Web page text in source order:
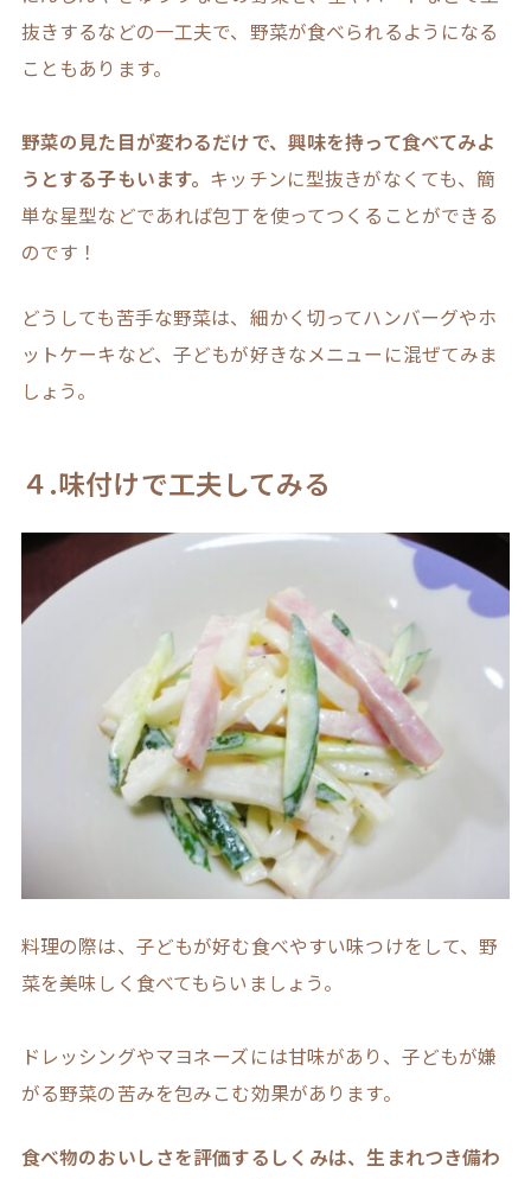
抜きするなどの一工夫で、野菜が食べられるようになる
こともあります。
野菜の見た目が変わるだけで、興味を持って食べてみよ
うとする子もいます。 キッチンに型抜きがなくても、簡
単な星型などであれば包丁を使ってつくることができる
のです！
どうしても苦手な野菜は、細かく切ってハンバーグやホ
ットケーキなど、子どもが好きなメニューに混ぜてみま
しょう。
４.味付けで工夫してみる
料理の際は、子どもが好む食べやすい味つけをして、野
菜を美味しく食べてもらいましょう。
ドレッシングやマヨネーズには甘味があり、子どもが嫌
がる野菜の苦みを包みこむ効果があります。
食べ物のおいしさを評価するしくみは、生まれつき備わ